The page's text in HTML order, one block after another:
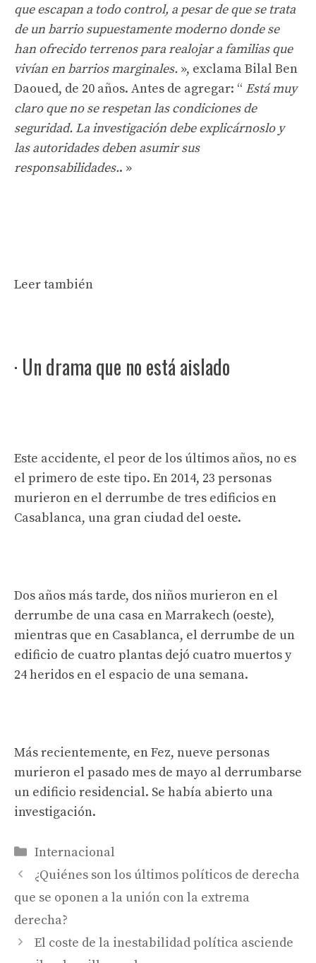
que escapan a todo control, a pesar de que se trata
de un barrio supuestamente moderno donde se
han ofrecido terrenos para realojar a familias que
vivían en barrios marginales. », exclama Bilal Ben
Daoued, de 20 años. Antes de agregar: “ Está muy
claro que no se respetan las condiciones de
seguridad. La investigación debe explicárnoslo y
las autoridades deben asumir sus
responsabilidades.. »
Leer también
· Un drama que no está aislado
Este accidente, el peor de los últimos años, no es
el primero de este tipo. En 2014, 23 personas
murieron en el derrumbe de tres edificios en
Casablanca, una gran ciudad del oeste.
Dos años más tarde, dos niños murieron en el
derrumbe de una casa en Marrakech (oeste),
mientras que en Casablanca, el derrumbe de un
edificio de cuatro plantas dejó cuatro muertos y
24 heridos en el espacio de una semana.
Más recientemente, en Fez, nueve personas
murieron el pasado mes de mayo al derrumbarse
un edificio residencial. Se había abierto una
investigación.
Categorías
Internacional
¿Quiénes son los últimos políticos de derecha
que se oponen a la unión con la extrema
derecha?
El coste de la inestabilidad política asciende